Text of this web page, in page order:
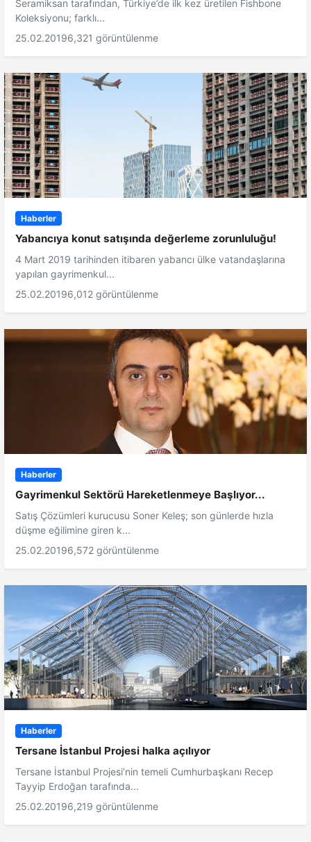
Seramiksan tarafından, Türkiye’de ilk kez üretilen Fishbone
Koleksiyonu; farklı...
25.02.20196,321 görüntülenme
Haberler
Yabancıya konut satışında değerleme zorunluluğu!
4 Mart 2019 tarihinden itibaren yabancı ülke vatandaşlarına
yapılan gayrimenkul...
25.02.20196,012 görüntülenme
Haberler
Gayrimenkul Sektörü Hareketlenmeye Başlıyor...
Satış Çözümleri kurucusu Soner Keleş; son günlerde hızla
düşme eğilimine giren k...
25.02.20196,572 görüntülenme
Haberler
Tersane İstanbul Projesi halka açılıyor
Tersane İstanbul Projesi’nin temeli Cumhurbaşkanı Recep
Tayyip Erdoğan tarafında...
25.02.20196,219 görüntülenme